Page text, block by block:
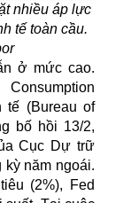
nhiều áp lực
tế toàn cầu.
ở mức cao.
tế (Bureau of
bố hồi 13/2,
Cục Dự trữ
kỳ năm ngoái.
(2%), Fed